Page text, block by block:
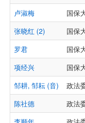
卢淑梅
国保
张晓红 (2)
国保
罗君
国保
项经兴
国保
邹耕, 邹耘 (音)
政法
陈社德
政法